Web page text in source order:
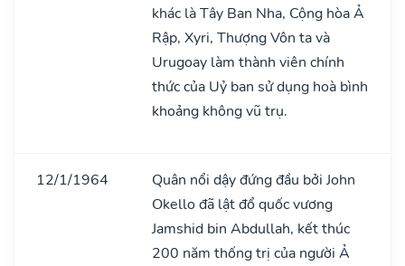
khác là Tây Ban Nha, Cộng hòa Ả
Rập, Xyri, Thượng Vôn ta và
Urugoay làm thành viên chính
thức của Uỷ ban sử dụng hoà bình
khoảng không vũ trụ.
12/1/1964
Quân nổi dậy đứng đầu bởi John
Okello đã lật đổ quốc vương
Jamshid bin Abdullah, kết thúc
200 năm thống trị của người Ả